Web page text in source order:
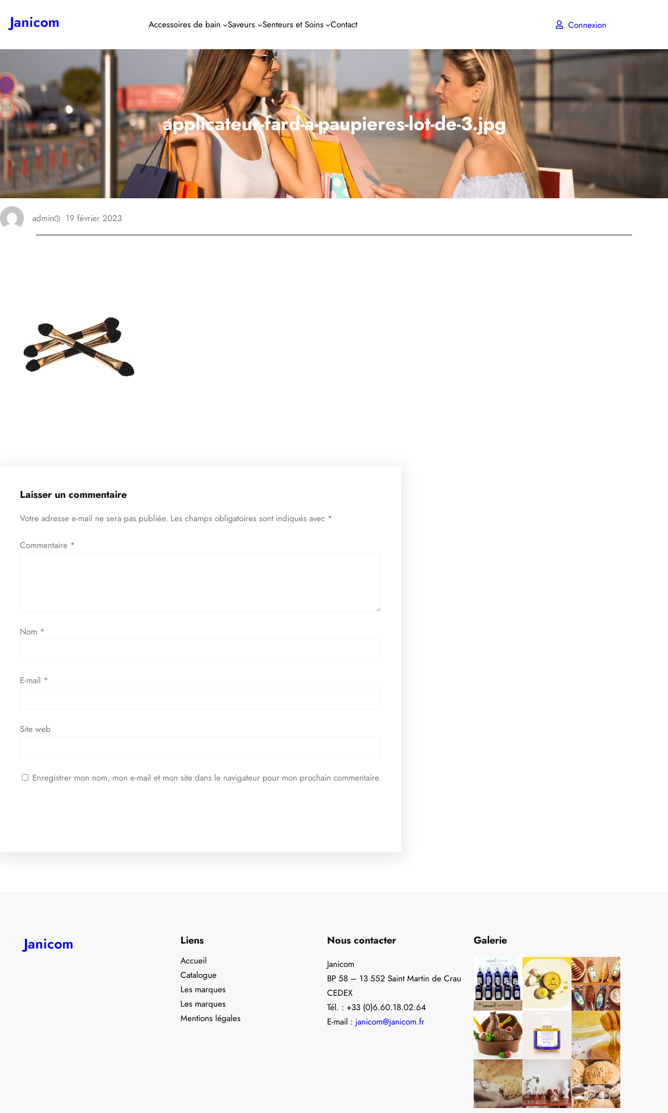
Janicom Accessoires de bain Saveurs Senteurs et Soins Contact Connexion
applicateur-fard-a-paupieres-lot-de-3.jpg
admin 19 février 2023
Laisser un commentaire
Votre adresse e-mail ne sera pas publiée. Les champs obligatoires sont indiqués avec *
Commentaire *
Nom *
E-mail *
Site web
Enregistrer mon nom, mon e-mail et mon site dans le navigateur pour mon prochain commentaire.
Janicom Liens
Accueil
Catalogue
Les marques
Les marques
Mentions légales
Nous contacter
Janicom
BP 58 – 13 552 Saint Martin de Crau
CEDEX
Tél. : +33 (0)6.60.18.02.64
E-mail : janicom@janicom.fr
Galerie